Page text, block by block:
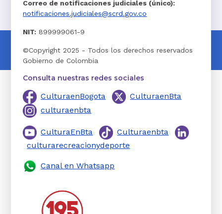
Correo de notificaciones judiciales (único):
notificaciones.judiciales@scrd.gov.co
NIT: 899999061-9
©Copyright 2025 - Todos los derechos reservados
Gobierno de Colombia
Consulta nuestras redes sociales
CulturaenBogota
CulturaenBta
culturaenbta
CulturaEnBta
Culturaenbta
culturarecreacionydeporte
Canal en Whatsapp